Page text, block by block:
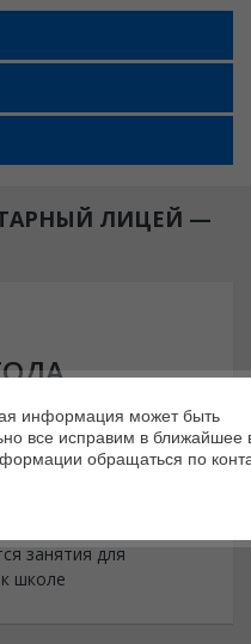
ЛИЦЕЙ —
ДЛЯ
ПО
занятия для
школе
информация может быть
все исправим в ближайшее
обращаться по